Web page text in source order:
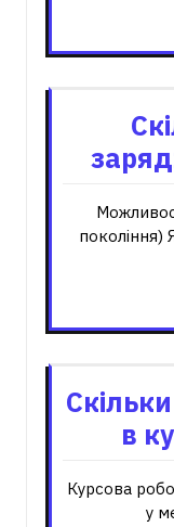
покоління)
в
Курсова
у